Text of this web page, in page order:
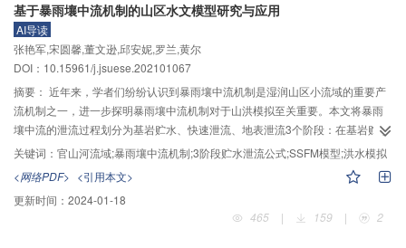
流动力轴线摆动范围控制。顺直河型、分汊河型水流动力轴线摆动范围覆盖平
滩河槽与枯水河槽，即冲刷集中于平滩河槽和枯水河槽，两者均呈现窄深化特
征；弯曲河型水流动力轴线摆动范围位于平滩河槽内，却超出枯水河槽，汛期
摆到凸岸边滩上并冲刷凸岸边滩，枯水河槽显著展宽，凹岸深槽淤积，断面向
宽浅化方向发展，且初期凸岸边滩宽度越大，宽深比变化率越大。3）蓄水后水
流动力横向摆动范围缩小且水流冲刷动力集中，宽浅河段受水流冲刷下切的影
响更显著，加上宽浅河段的河床组成相对较细，抗冲性弱，导致蓄水前宽深比
越大的断面，蓄水后宽深比变化幅度也越大。
基于暴雨壤中流机制的山区水文模型研究与应用
AI导读
张艳军,宋圆馨,董文逊,邱安妮,罗兰,黄尔
DOI：10.15961/j.jsuese.202101067
摘要： 近年来，学者们纷纷认识到暴雨壤中流机制是湿润山区小流域的重要产
流机制之一，进一步探明暴雨壤中流机制对于山洪模拟至关重要。本文将暴雨
壤中流的泄流过程划分为基岩贮水、快速泄流、地表泄流3个阶段：在基岩贮水
阶段，基岩或暂态不透水层上的凹洼区尚未填满时，降水需先填洼，不产流，
此阶段常出现“雨大水小”；在快速泄流阶段，基岩或暂态不透水层上的凹洼区已
填满，暂态饱和区扩大，将土壤–基岩区的事件前水排出，此阶段常出现“雨小
水大”；在地表泄流阶段，暂态饱和区进一步扩展到地面，此时形成地表径流。
本文据此提出贮水泄流公式对这3个阶段进行定量描述，并构建了基于暴雨壤中
关键词： 官山河流域;暴雨壤中流机制;3阶段贮水泄流公式;SSFM模型;洪水模拟
<网络PDF> <引用本文>
更新时间： 2024-01-18
465
| 159 | 2